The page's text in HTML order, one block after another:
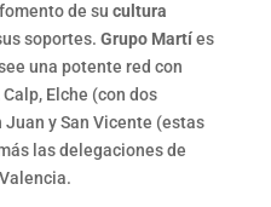
de su cultura
soportes. Grupo Martíes
una potente red con
Elche (con dos
Juan y San Vicente (estas
las delegaciones de